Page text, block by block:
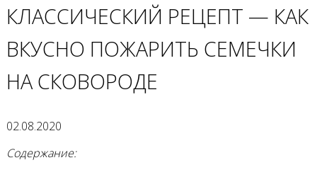
КЛАССИЧЕСКИЙ РЕЦЕПТ — КАК
ВКУСНО ПОЖАРИТЬ СЕМЕЧКИ
НА СКОВОРОДЕ
02.08.2020
Содержание: